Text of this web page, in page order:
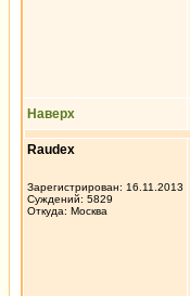
Наверх
Raudex
Зарегистрирован: 16.11.2013
Суждений: 5829
Откуда: Москва